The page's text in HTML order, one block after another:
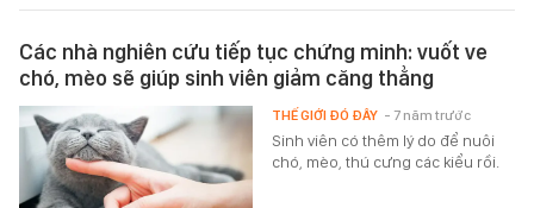
Các nhà nghiên cứu tiếp tục chứng minh: vuốt ve
chó, mèo sẽ giúp sinh viên giảm căng thẳng
Sinh viên có thêm lý do để nuôi
chó, mèo, thú cưng các kiểu rồi.
THẾ GIỚI ĐÓ ĐÂY - 7 năm trước